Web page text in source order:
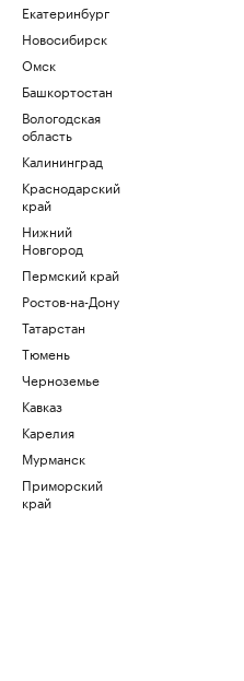
Екатеринбург
Новосибирск
Омск
Башкортостан
Вологодская
область
Калининград
Краснодарский
край
Нижний
Новгород
Пермский край
Ростов-на-Дону
Татарстан
Тюмень
Черноземье
Кавказ
Карелия
Мурманск
Приморский
край